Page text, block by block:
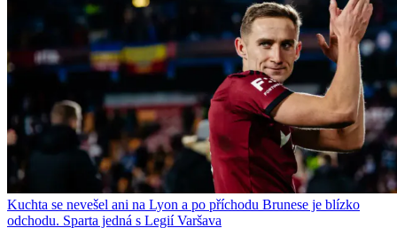
Kuchta se nevešel ani na Lyon a po příchodu Brunese je blízko
odchodu. Sparta jedná s Legií Varšava